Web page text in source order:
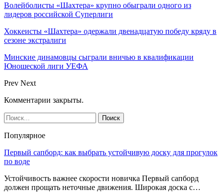
Волейболисты «Шахтера» крупно обыграли одного из
лидеров российской Суперлиги
Хоккеисты «Шахтера» одержали двенадцатую победу кряду в
сезоне экстралиги
Минские динамовцы сыграли вничью в квалификации
Юношеской лиги УЕФА
Prev Next
Комментарии закрыты.
Популярное
Первый сапборд: как выбрать устойчивую доску для прогулок
по воде
Устойчивость важнее скорости новичка Первый сапборд
должен прощать неточные движения. Широкая доска с…